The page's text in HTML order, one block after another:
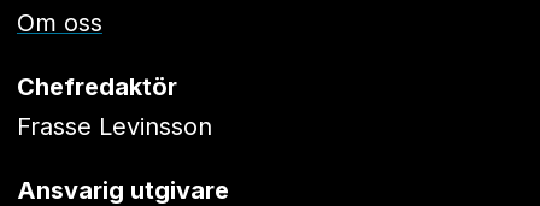
Om oss
Chefredaktör
Frasse Levinsson
Ansvarig utgivare